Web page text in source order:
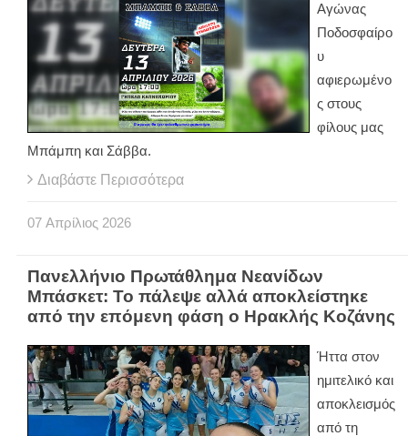
Αγώνας
Ποδοσφαίρο
υ
αφιερωμένο
ς στους
φίλους μας
Μπάμπη και Σάββα.
Διαβάστε Περισσότερα
07 Απρίλιος 2026
Πανελλήνιο Πρωτάθλημα Νεανίδων
Μπάσκετ: Το πάλεψε αλλά αποκλείστηκε
από την επόμενη φάση ο Ηρακλής Κοζάνης
Ήττα στον
ημιτελικό και
αποκλεισμός
από τη